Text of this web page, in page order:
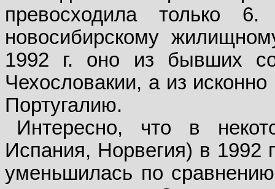
превосходила только
новосибирскому
1992 г. оно из бывших
Чехословакии, а из
Португалию.
Интересно, что в
Испания, Норвегия) в 1992
уменьшилась по